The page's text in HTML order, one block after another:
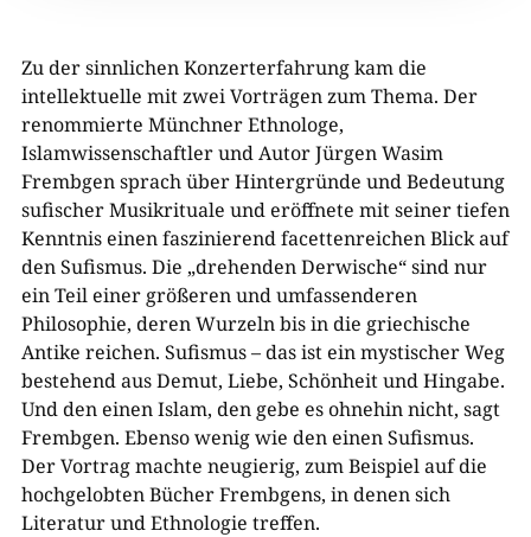
Zu der sinnlichen Konzerterfahrung kam die
intellektuelle mit zwei Vorträgen zum Thema. Der
renommierte Münchner Ethnologe,
Islamwissenschaftler und Autor Jürgen Wasim
Frembgen sprach über Hintergründe und Bedeutung
sufischer Musikrituale und eröffnete mit seiner tiefen
Kenntnis einen faszinierend facettenreichen Blick auf
den Sufismus. Die „drehenden Derwische“ sind nur
ein Teil einer größeren und umfassenderen
Philosophie, deren Wurzeln bis in die griechische
Antike reichen. Sufismus – das ist ein mystischer Weg
bestehend aus Demut, Liebe, Schönheit und Hingabe.
Und den einen Islam, den gebe es ohnehin nicht, sagt
Frembgen. Ebenso wenig wie den einen Sufismus.
Der Vortrag machte neugierig, zum Beispiel auf die
hochgelobten Bücher Frembgens, in denen sich
Literatur und Ethnologie treffen.